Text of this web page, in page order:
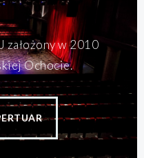
założony w 2010
Ochocie.